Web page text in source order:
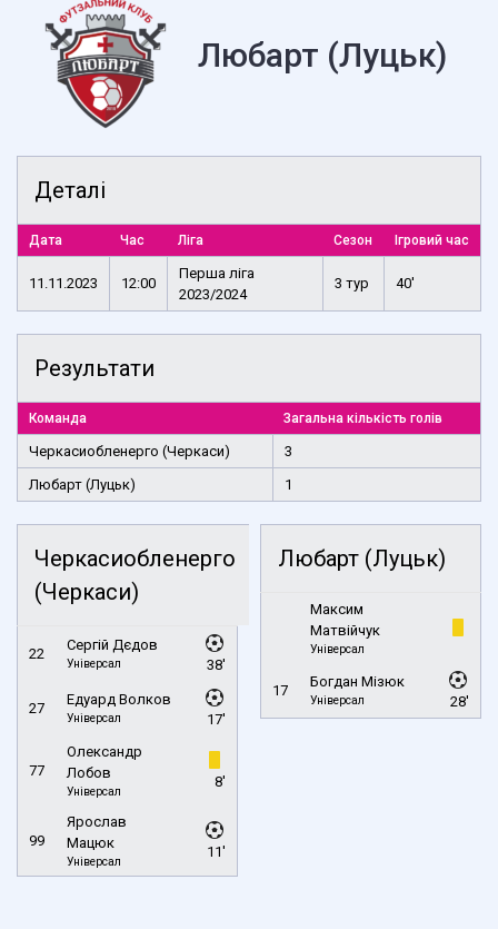
Любарт (Луцьк)
Деталі
Дата Час Ліга Сезон Ігровий час
11.11.2023 12:00
Перша ліга
2023/2024
3 тур 40'
Результати
Команда Загальна кількість голів
Черкасиобленерго (Черкаси)
3
Любарт (Луцьк)
1
Черкасиобленерго
(Черкаси)
22
Сергій Дєдов
Універсал 38'
27
Едуард Волков
Універсал 17'
77
Олександр
Лобов
Універсал
8'
99
Ярослав
Мацюк
Універсал
11'
Любарт (Луцьк)
Максим
Матвійчук
Універсал
17
Богдан Мізюк
Універсал 28'